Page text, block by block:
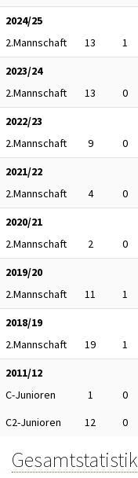
2024/25
2.Mannschaft
13 1
2023/24
2.Mannschaft
13 0
2022/23
2.Mannschaft
9 0
2021/22
2.Mannschaft
4 0
2020/21
2.Mannschaft
2 0
2019/20
2.Mannschaft
11 1
2018/19
2.Mannschaft
19 1
2011/12
C-Junioren
1 0
C2-Junioren
12 0
Gesamtstatistik